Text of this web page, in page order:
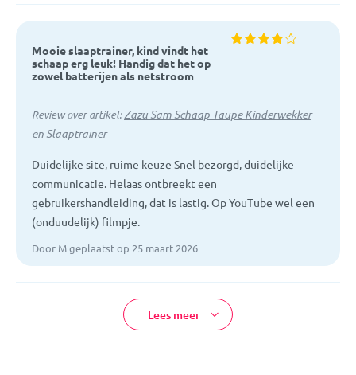
Mooie slaaptrainer, kind vindt het
schaap erg leuk! Handig dat het op
zowel batterijen als netstroom
Review over artikel:Zazu Sam Schaap Taupe Kinderwekker
en Slaaptrainer
Duidelijke site, ruime keuze Snel bezorgd, duidelijke
communicatie. Helaas ontbreekt een
gebruikershandleiding, dat is lastig. Op YouTube wel een
(onduudelijk) filmpje.
Door M geplaatst op 25 maart 2026
Lees meer